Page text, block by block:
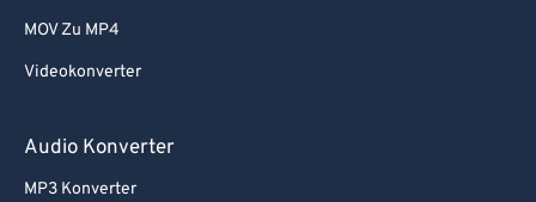
MOV Zu MP4
Videokonverter
Audio Konverter
MP3 Konverter